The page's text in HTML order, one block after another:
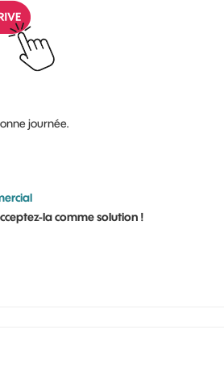
journée.
la comme solution !